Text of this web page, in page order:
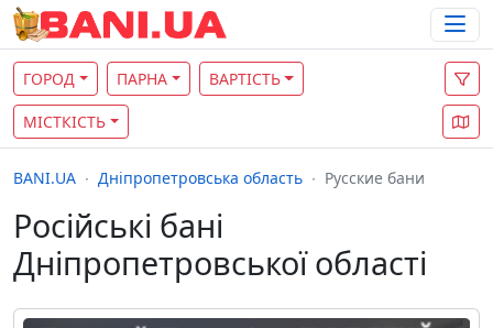
ГОРОД ПАРНА ВАРТІСТЬ
МІСТКІСТЬ
BANI.UA Дніпропетровська область Русские бани
Російські бані
Дніпропетровської області